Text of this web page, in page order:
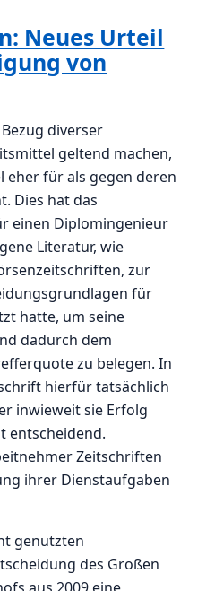
Neues Urteil
von
diverser
geltend machen,
eher für als gegen deren
Dies hat das
einen Diplomingenieur
Literatur, wie
zur
für
hatte, um seine
dadurch dem
zu belegen. In
hierfür tatsächlich
inwieweit sie Erfolg
entscheidend.
Zeitschriften
ihrer Dienstaufgaben
genutzten
des Großen